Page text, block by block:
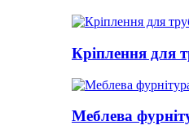
Кріплення для
Меблева